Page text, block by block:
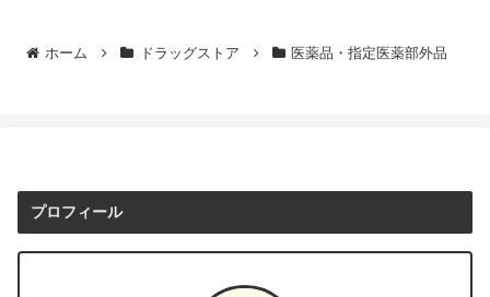
ホーム ドラッグストア 医薬品・指定医薬部外品
プロフィール